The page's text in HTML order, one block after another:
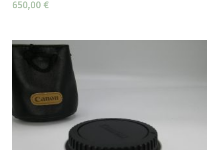
650,00 €